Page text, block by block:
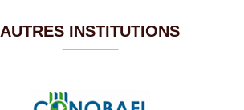
AUTRES INSTITUTIONS